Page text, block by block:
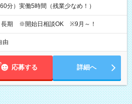
分）実働5時間（残業少なめ！）
長期 ※開始日相談OK ※9月～！
由
応募する 詳細へ